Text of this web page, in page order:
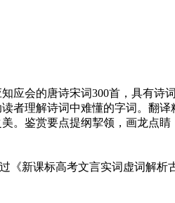
会的唐诗宋词300首，具有诗
理解诗词中难懂的字词。翻
鉴赏要点提纲挈领，画龙点
课标高考文言实词虚词解析